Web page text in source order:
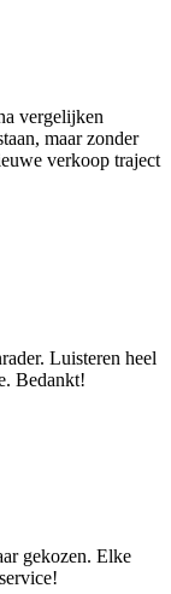
vergelijken
maar zonder
verkoop traject
Luisteren heel
Bedankt!
gekozen. Elke